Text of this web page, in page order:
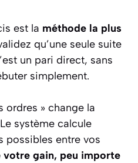
est la méthode la plus
qu’une seule suite
un pari direct, sans
simplement.
ordres » change la
système calcule
possibles entre vos
votre gain, peu importe